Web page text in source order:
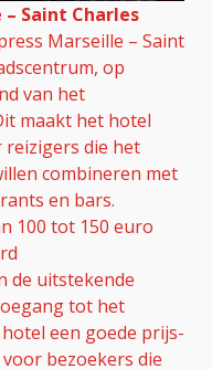
Saint Charles
Marseille – Saint
op
van het
maakt het hotel
reizigers die het
combineren met
en bars.
100 tot 150 euro
de uitstekende
tot het
een goede prijs-
bezoekers die